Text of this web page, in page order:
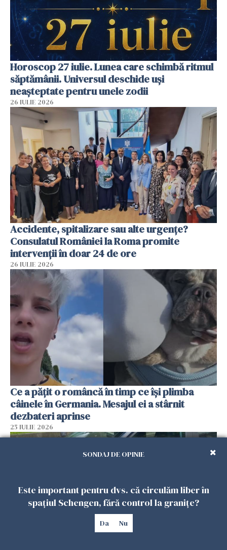
Horoscop 27 iulie. Lunea care schimbă ritmul
săptămânii. Universul deschide uși
neașteptate pentru unele zodii
26 IULIE 2026
Accidente, spitalizare sau alte urgențe?
Consulatul României la Roma promite
intervenții în doar 24 de ore
26 IULIE 2026
Ce a pățit o româncă în timp ce își plimba
câinele în Germania. Mesajul ei a stârnit
dezbateri aprinse
25 IULIE 2026
SONDAJ DE OPINIE
Este important pentru dvs. că circulăm liber în
spațiul Schengen, fără control la granițe?
Da Nu